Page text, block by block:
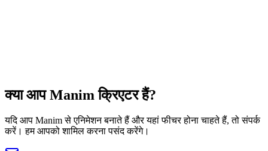
क्या आप Manim क्रिएटर हैं?
यदि आप Manim से एनिमेशन बनाते हैं और यहां फीचर होना चाहते हैं, तो संपर्क
करें। हम आपको शामिल करना पसंद करेंगे।